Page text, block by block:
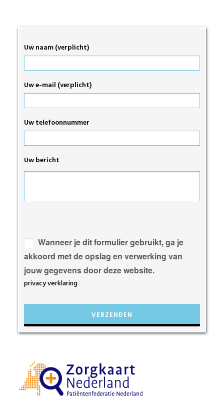
Uw naam (verplicht)
Uw e-mail (verplicht)
Uw telefoonnummer
Uw bericht
leeg
te
laten.
Wanneer je dit formulier gebruikt, ga je
akkoord met de opslag en verwerking van
jouw gegevens door deze website.
privacy verklaring